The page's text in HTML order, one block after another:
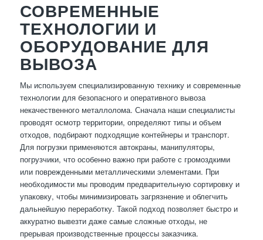
СОВРЕМЕННЫЕ
ТЕХНОЛОГИИ И
ОБОРУДОВАНИЕ ДЛЯ
ВЫВОЗА
Мы используем специализированную технику и современные
технологии для безопасного и оперативного вывоза
некачественного металлолома. Сначала наши специалисты
проводят осмотр территории, определяют типы и объем
отходов, подбирают подходящие контейнеры и транспорт.
Для погрузки применяются автокраны, манипуляторы,
погрузчики, что особенно важно при работе с громоздкими
или поврежденными металлическими элементами. При
необходимости мы проводим предварительную сортировку и
упаковку, чтобы минимизировать загрязнение и облегчить
дальнейшую переработку. Такой подход позволяет быстро и
аккуратно вывезти даже самые сложные отходы, не
прерывая производственные процессы заказчика.